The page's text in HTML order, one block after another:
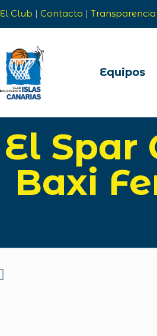
El Club | Contacto | Transparencia
Equipos
El Spar
Baxi